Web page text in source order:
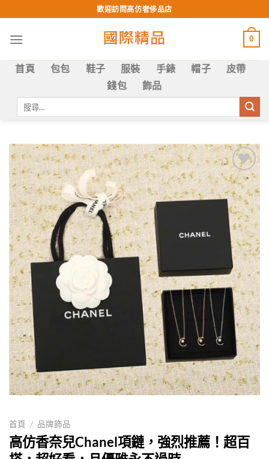
to
content
歡迎訪問高仿奢侈品店
0
首頁 包包 鞋子 服裝 手錶 帽子
皮帶
錢包
飾品
字:
Add to
wishlist
首頁 / 品牌飾品
高仿香奈兒Chanel項鏈，強烈推薦！超百